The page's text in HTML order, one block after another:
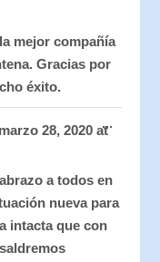
mejor compañía
Gracias por
éxito.
marzo 28, 2020 at
a todos en
nueva para
intacta que con
...this